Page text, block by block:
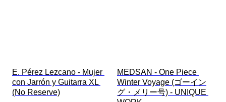
E. Pérez Lezcano - Mujer
con Jarrón y Guitarra XL
(No Reserve)
MEDSAN - One Piece
Winter Voyage (ゴーイン
グ・メリー号) - UNIQUE